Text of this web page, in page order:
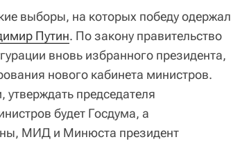
выборы, на которых победу одержал
Путин. По закону правительство
вновь избранного президента,
нового кабинета министров.
председателя
будет Госдума, а
МИД и Минюста президент